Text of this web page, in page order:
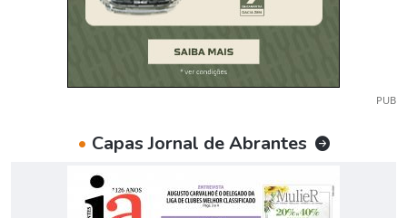
PUB
• Capas Jornal de Abrantes